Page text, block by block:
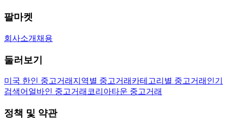
팔마켓
회사소개 채용
둘러보기
미국 한인 중고거래 지역별 중고거래 카테고리별 중고거래 인기
검색어 얼바인 중고거래 코리아타운 중고거래
정책 및 약관